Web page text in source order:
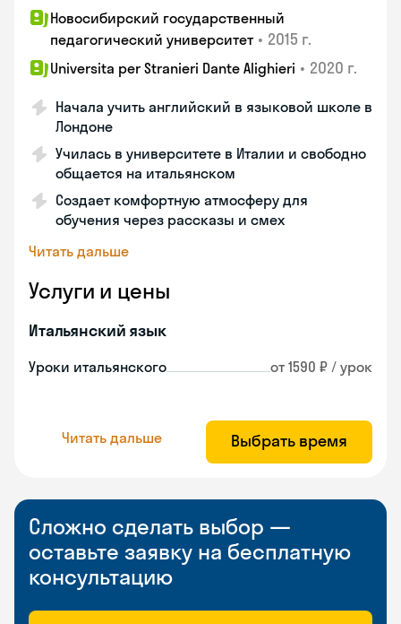
Новосибирский государственный
педагогический университет • 2015 г.
Universita per Stranieri Dante Alighieri • 2020 г.
Начала учить английский в языковой школе в
Лондоне
Училась в университете в Италии и свободно
общается на итальянском
Создает комфортную атмосферу для
обучения через рассказы и смех
Читать дальше
Услуги и цены
Итальянский язык
Уроки итальянского от 1590 ₽ / урок
Читать дальше Выбрать время
Сложно сделать выбор —
оставьте заявку на бесплатную
консультацию